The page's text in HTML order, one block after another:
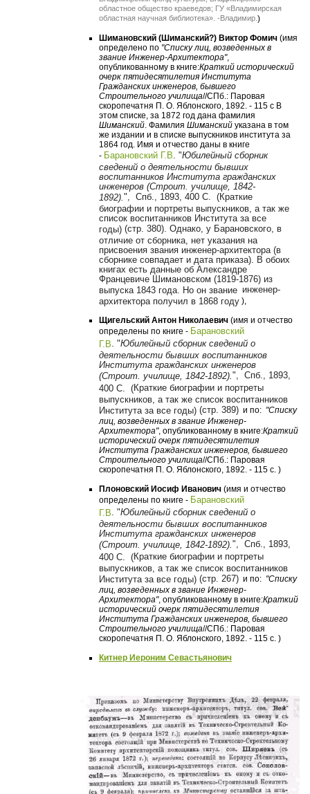
областное общество краеведов; ГУ «Владимирская
областная научная библиотека». -Владимир.)
Шимановский (Шиманский?) Виктор Фомич(имя
определено по "Списку лиц, возведенных в
звание Инженер-Архитектора",
опубликованному в книге:Краткий исторический
очерк пятидесятилетия Института
Гражданских инженеров, бывшего
Строительного училища//СПб.: Паровая
скоропечатня П. О. Яблонского, 1892. - 115 с В
этом списке, за 1872 год дана фамилия
Шиманский. ФамилияШиманский указана в том
же издании и в списке выпускников института за
1864 год. Имя и отчество даны в книге
- Барановский Г.В ."Юбилейный сборник
сведений о деятельности бывших
воспитанников Института гражданских
инженеров (Строит. училище, 1842-
1892).", Спб., 1893, 400 С. (Краткие
биографии и портреты выпускников, а так же
список воспитанников Института за все
годы)(стр. 380). Однако, у Барановского, в
отличие от сборника, нет указания на
присвоения звания инженер-архитектора (в
сборнике совпадает и дата приказа). В обоих
книгах есть данные об Александре
Францевиче Шимановском (1819-1876) из
выпуска 1843 года. Но он звание инженер-
архитектора получил в 1868 году ),
Щигельский Антон Николаевич(имя и отчество
определены по книге - Барановский
Г.В ."Юбилейный сборник сведений о
деятельности бывших воспитанников
Института гражданских инженеров
(Строит. училище, 1842-1892).", Спб., 1893,
400 С. (Краткие биографии и портреты
выпускников, а так же список воспитанников
Института за все годы)(стр. 389) и по: "Списку
лиц, возведенных в звание Инженер-
Архитектора", опубликованному в книге:Краткий
исторический очерк пятидесятилетия
Института Гражданских инженеров, бывшего
Строительного училища//СПб.: Паровая
скоропечатня П. О. Яблонского, 1892. - 115 с. )
Плоновский Иосиф Иванович (имя и отчество
определены по книге - Барановский
Г.В ."Юбилейный сборник сведений о
деятельности бывших воспитанников
Института гражданских инженеров
(Строит. училище, 1842-1892).", Спб., 1893,
400 С. (Краткие биографии и портреты
выпускников, а так же список воспитанников
Института за все годы)(стр. 267) и по: "Списку
лиц, возведенных в звание Инженер-
Архитектора", опубликованному в книге:Краткий
исторический очерк пятидесятилетия
Института Гражданских инженеров, бывшего
Строительного училища//СПб.: Паровая
скоропечатня П. О. Яблонского, 1892. - 115 с. )
Китнер Иероним Севастьянович